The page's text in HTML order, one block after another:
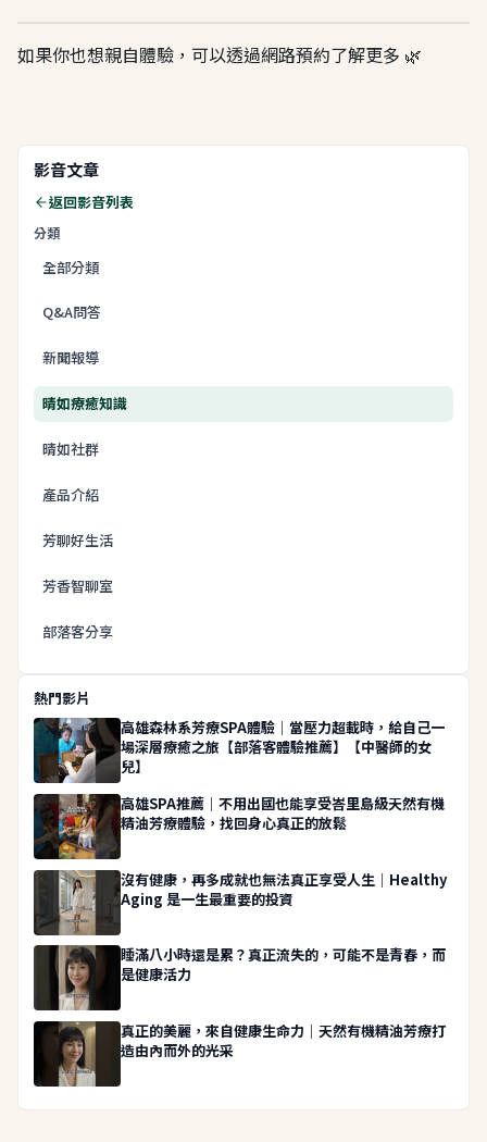
影音文章
返回影音列表
分類
全部分類
Q&A問答
新聞報導
晴如療癒知識
晴如社群
產品介紹
芳聊好生活
芳香智聊室
部落客分享
熱門影片
高雄森林系芳療SPA體驗｜當壓力超載時，給自己一
場深層療癒之旅【部落客體驗推薦】【中醫師的女
兒】
高雄SPA推薦｜不用出國也能享受峇里島級天然有機
精油芳療體驗，找回身心真正的放鬆
沒有健康，再多成就也無法真正享受人生｜Healthy
Aging 是一生最重要的投資
睡滿八小時還是累？真正流失的，可能不是青春，而
是健康活力
真正的美麗，來自健康生命力｜天然有機精油芳療打
造由內而外的光采
如果你也想親自體驗，可以透過網路預約了解更多 🌿